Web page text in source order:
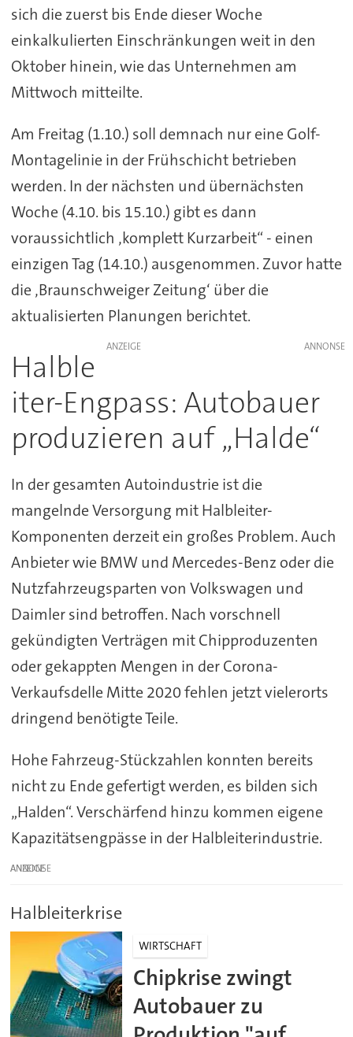
sich die zuerst bis Ende dieser Woche
einkalkulierten Einschränkungen weit in den
Oktober hinein, wie das Unternehmen am
Mittwoch mitteilte.
Am Freitag (1.10.) soll demnach nur eine Golf-
Montagelinie in der Frühschicht betrieben
werden. In der nächsten und übernächsten
Woche (4.10. bis 15.10.) gibt es dann
voraussichtlich ‚komplett Kurzarbeit“ - einen
einzigen Tag (14.10.) ausgenommen. Zuvor hatte
die ‚Braunschweiger Zeitung‘ über die
aktualisierten Planungen berichtet.
ANZEIGE
Halble
iter-Engpass: Autobauer
produzieren auf „Halde“
In der gesamten Autoindustrie ist die
mangelnde Versorgung mit Halbleiter-
Komponenten derzeit ein großes Problem. Auch
Anbieter wie BMW und Mercedes-Benz oder die
Nutzfahrzeugsparten von Volkswagen und
Daimler sind betroffen. Nach vorschnell
gekündigten Verträgen mit Chipproduzenten
oder gekappten Mengen in der Corona-
Verkaufsdelle Mitte 2020 fehlen jetzt vielerorts
dringend benötigte Teile.
Hohe Fahrzeug-Stückzahlen konnten bereits
nicht zu Ende gefertigt werden, es bilden sich
„Halden“. Verschärfend hinzu kommen eigene
Kapazitätsengpässe in der Halbleiterindustrie.
ANZEIGE
Halbleiterkrise
WIRTSCHAFT
Chipkrise zwingt
Autobauer zu